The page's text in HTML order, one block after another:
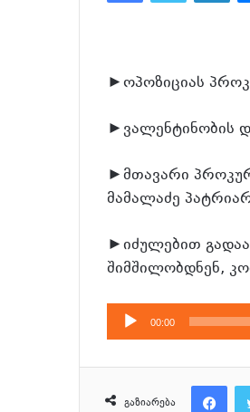
►ოპოზიციას
►ვალენტინობის
►მთავარი
მამალაძე
►იძულებით
შიმშილობდნენ,
აუდიო
დამკვრელი
00:00
გაზიარება